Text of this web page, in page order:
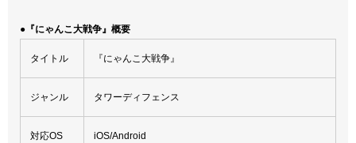
●『にゃんこ大戦争』概要
タイトル 『にゃんこ大戦争』
ジャンル タワーディフェンス
対応OS iOS/Android